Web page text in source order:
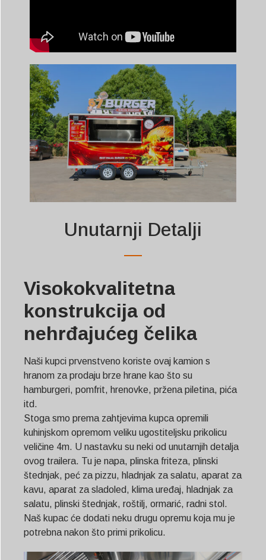
Unutarnji Detalji
Visokokvalitetna
konstrukcija od
nehrđajućeg čelika
Naši kupci prvenstveno koriste ovaj kamion s
hranom za prodaju brze hrane kao što su
hamburgeri, pomfrit, hrenovke, pržena piletina, pića
itd.
Stoga smo prema zahtjevima kupca opremili
kuhinjskom opremom veliku ugostiteljsku prikolicu
veličine 4m. U nastavku su neki od unutarnjih detalja
ovog trailera. Tu je napa, plinska friteza, plinski
štednjak, peć za pizzu, hladnjak za salatu, aparat za
kavu, aparat za sladoled, klima uređaj, hladnjak za
salatu, plinski štednjak, roštilj, ormarić, radni stol.
Naš kupac će dodati neku drugu opremu koja mu je
potrebna nakon što primi prikolicu.